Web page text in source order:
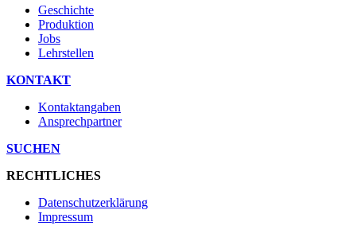
Geschichte
Produktion
Jobs
Lehrstellen
KONTAKT
Kontaktangaben
Ansprechpartner
SUCHEN
RECHTLICHES
Datenschutzerklärung
Impressum